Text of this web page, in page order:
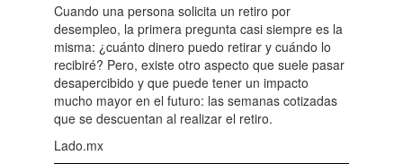
Cuando una persona solicita un retiro por
desempleo, la primera pregunta casi siempre es la
misma: ¿cuánto dinero puedo retirar y cuándo lo
recibiré? Pero, existe otro aspecto que suele pasar
desapercibido y que puede tener un impacto
mucho mayor en el futuro: las semanas cotizadas
que se descuentan al realizar el retiro.
Lado.mx